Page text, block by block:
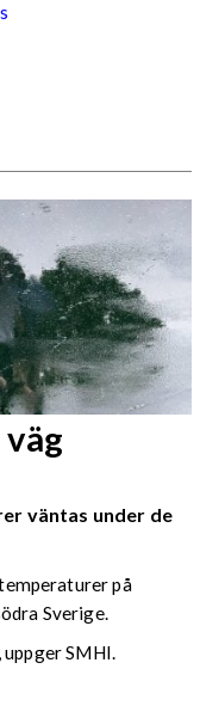
väntas under de
på
Sverige.
SMHI.